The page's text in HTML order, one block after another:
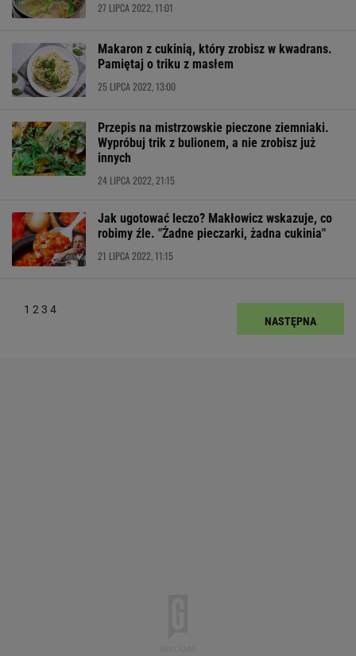
27 LIPCA 2022, 11:01
Makaron z cukinią, który zrobisz w kwadrans.
Pamiętaj o triku z masłem
25 LIPCA 2022, 13:00
Przepis na mistrzowskie pieczone ziemniaki.
Wypróbuj trik z bulionem, a nie zrobisz już
innych
24 LIPCA 2022, 21:15
Jak ugotować leczo? Makłowicz wskazuje, co
robimy źle. "Żadne pieczarki, żadna cukinia"
21 LIPCA 2022, 11:15
1 2 3 4
NASTĘPNA